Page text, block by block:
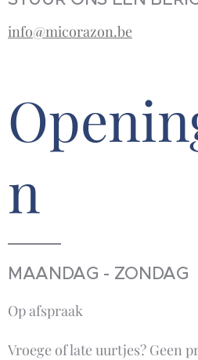
info@micorazon.be
n
MAANDAG - ZONDAG
Op afspraak
Vroege of late uurtjes? Geen